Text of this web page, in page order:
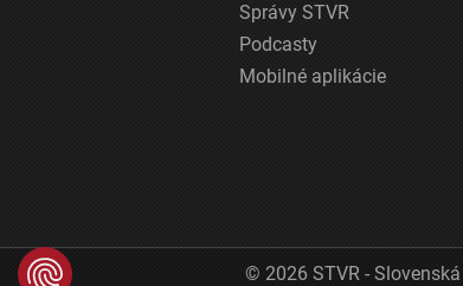
Správy STVR
Podcasty
Mobilné aplikácie
© 2026 STVR -